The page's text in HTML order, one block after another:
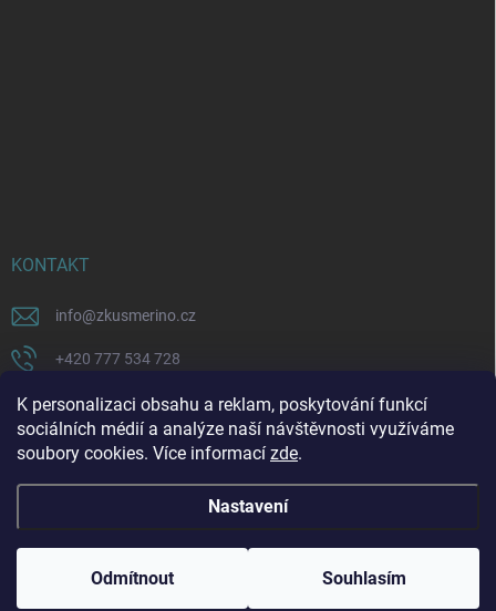
K personalizaci obsahu a reklam, poskytování funkcí
sociálních médií a analýze naší návštěvnosti využíváme
soubory cookies. Více informací zde.
Nastavení
Odmítnout Souhlasím
KONTAKT
info@zkusmerino.cz
+420 777 534 728
https://www.facebook.com/zkusmerino/
zkusmerino.cz
Vytvořil Shoptet
Copyright 2026ZKUSMERINO. Všechna práva vyhrazena.Upravit nastavení